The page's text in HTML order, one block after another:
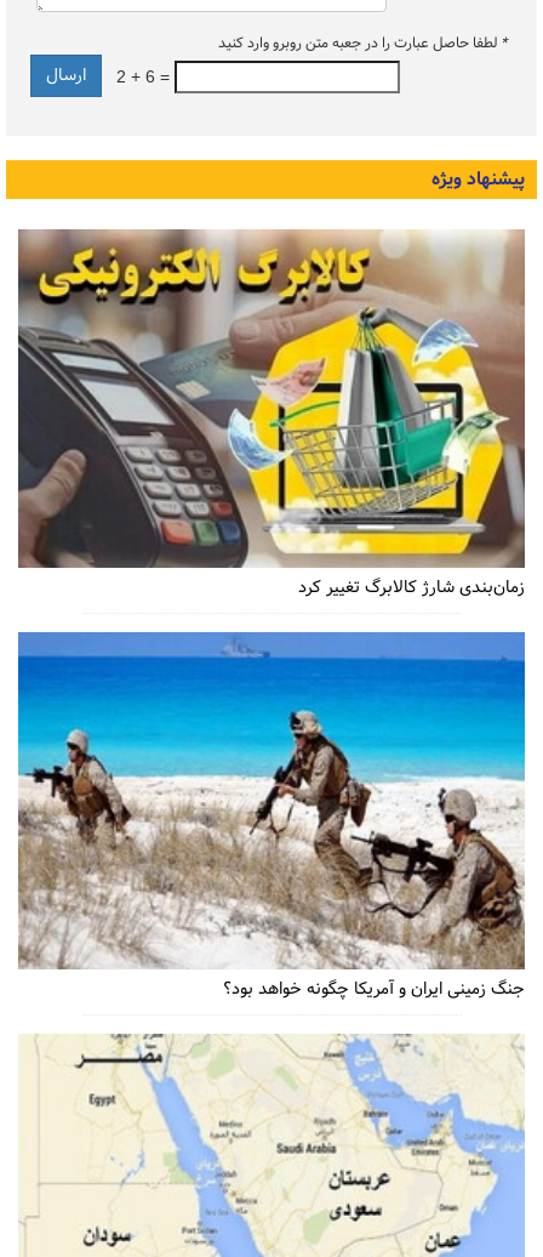
* لطفا حاصل عبارت را در جعبه متن روبرو وارد کنید
2 + 6 =
پیشنهاد ویژه
زمان‌بندی شارژ کالابرگ تغییر کرد
جنگ زمینی ایران و آمریکا چگونه خواهد بود؟